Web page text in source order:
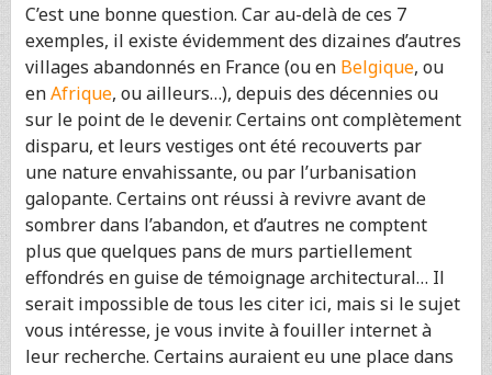
C’est une bonne question. Car au-delà de ces 7
exemples, il existe évidemment des dizaines d’autres
villages abandonnés en France (ou en Belgique, ou
enAfrique, ou ailleurs…), depuis des décennies ou
sur le point de le devenir. Certains ont complètement
disparu, et leurs vestiges ont été recouverts par
une nature envahissante, ou par l’urbanisation
galopante. Certains ont réussi à revivre avant de
sombrer dans l’abandon, et d’autres ne comptent
plus que quelques pans de murs partiellement
effondrés en guise de témoignage architectural… Il
serait impossible de tous les citer ici, mais si le sujet
vous intéresse, je vous invite à fouiller internet à
leur recherche. Certains auraient eu une place dans